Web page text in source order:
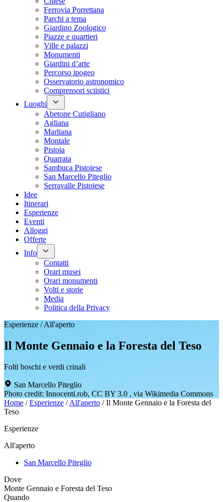
Ferrovia Porrettana
Parchi a tema
Giardino Zoologico
Piazze e quartieri
Ville e palazzi
Monumenti
Giardini d’arte
Percorso ipogeo
Osservatorio astronomico
Comprensori sciistici
Luoghi
Abetone Cutigliano
Agliana
Marliana
Montale
Pistoia
Quarrata
Sambuca Pistoiese
San Marcello Piteglio
Serravalle Pistoiese
Idee
Itinerari
Esperienze
Eventi
Alloggi
Offerte
Info
Contatti
Orari musei
Orari monumenti
Volti e storie
Media
Politica della Privacy
Esperienze / All'aperto
Il Monte Gennaio e la Foresta del Teso
Folti boschi e verdi crinali
San Marcello Piteglio
Photo credit: Innocenti.rob, CC BY 3.0 , via Wikimedia Commons
Home /Esperienze /All'aperto /Il Monte Gennaio e la Foresta del
Teso
Esperienze
All'aperto
San Marcello Piteglio
Dove
Monte Gennaio e Foresta del Teso
Quando